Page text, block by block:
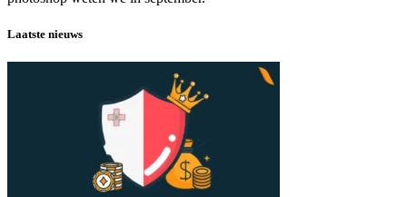
Laatste nieuws